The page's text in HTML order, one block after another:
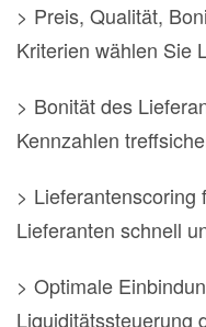
> Preis, Qualität,
Kriterien wählen Sie
> Bonität des
Kennzahlen
>
Lieferanten schnell
> Optimale
Liquiditätssteuerung